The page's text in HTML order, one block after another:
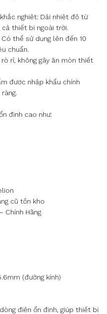
nghiệt: Dải nhiệt độ từ
thiết bị ngoài trời.
thể sử dụng lên đến 10
chuẩn.
rỉ, không gây ăn mòn thiết
được nhập khẩu chính
định cao như:
cũ tồn kho
Chính Hãng
(đường kính)
điện ổn định, giúp thiết bị